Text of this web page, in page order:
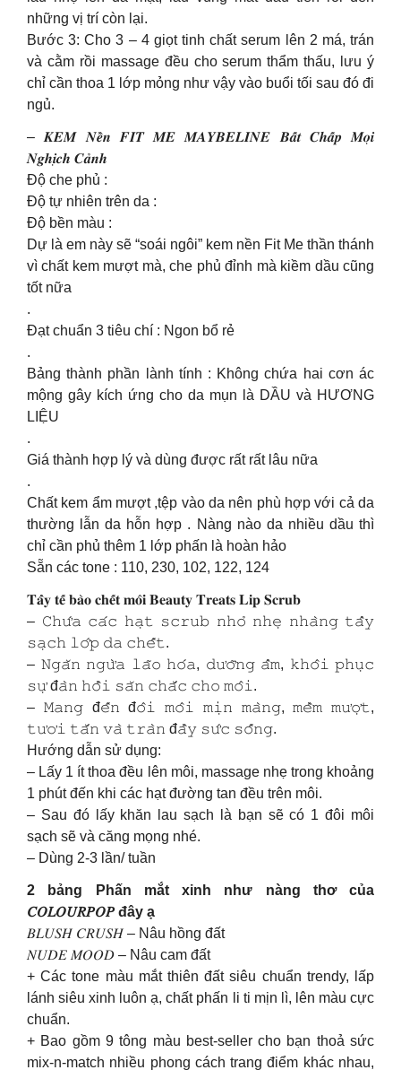
những vị trí còn lại.
Bước 3: Cho 3 – 4 giọt tinh chất serum lên 2 má, trán
và cằm rồi massage đều cho serum thẩm thấu, lưu ý
chỉ cần thoa 1 lớp mỏng như vậy vào buổi tối sau đó đi
ngủ.
– 𝑲𝑬𝑴 𝑵𝒆̂̀𝒏 𝑭𝑰𝑻 𝑴𝑬 𝑴𝑨𝒀𝑩𝑬𝑳𝑰𝑵𝑬 𝑩𝒂̂́𝒕 𝑪𝒉𝒂̂́𝒑 𝑴𝒐̣𝒊
𝑵𝒈𝒉𝒊̣𝒄𝒉 𝑪𝒂̉𝒏𝒉
Độ che phủ :
Độ tự nhiên trên da :
Độ bền màu :
Dự là em này sẽ “soái ngôi” kem nền Fit Me thần thánh
vì chất kem mượt mà, che phủ đỉnh mà kiềm dầu cũng
tốt nữa
.
Đạt chuẩn 3 tiêu chí : Ngon bổ rẻ
.
Bảng thành phần lành tính : Không chứa hai cơn ác
mộng gây kích ứng cho da mụn là DẦU và HƯƠNG
LIỆU
.
Giá thành hợp lý và dùng được rất rất lâu nữa
.
Chất kem ẩm mượt ,tệp vào da nên phù hợp với cả da
thường lẫn da hỗn hợp . Nàng nào da nhiều dầu thì
chỉ cần phủ thêm 1 lớp phấn là hoàn hảo
Sẵn các tone : 110, 230, 102, 122, 124
𝐓𝐚̂̉𝐲 𝐭𝐞̂́ 𝐛𝐚̀𝐨 𝐜𝐡𝐞̂́𝐭 𝐦𝐨̂𝐢 𝐁𝐞𝐚𝐮𝐭𝐲 𝐓𝐫𝐞𝐚𝐭𝐬 𝐋𝐢𝐩 𝐒𝐜𝐫𝐮𝐛
– 𝙲𝚑𝚞̛́𝚊 𝚌𝚊́𝚌 𝚑𝚊̣𝚝 𝚜𝚌𝚛𝚞𝚋 𝚗𝚑𝚘̉ 𝚗𝚑𝚎̣ 𝚗𝚑𝚊̀𝚗𝚐 𝚝𝚊̂̉𝚢
𝚜𝚊̣𝚌𝚑 𝚕𝚘̛́𝚙 𝚍𝚊 𝚌𝚑𝚎̂́𝚝.
– 𝙽𝚐𝚊̆𝚗 𝚗𝚐𝚞̛̀𝚊 𝚕𝚊̃𝚘 𝚑𝚘́𝚊, 𝚍𝚞̛𝚘̛̃𝚗𝚐 𝚊̂̉𝚖, 𝚔𝚑𝚘̂𝚒 𝚙𝚑𝚞̣𝚌
𝚜𝚞̛̣ đ𝚊̀𝚗 𝚑𝚘̂̀𝚒 𝚜𝚊̆𝚗 𝚌𝚑𝚊̆́𝚌 𝚌𝚑𝚘 𝚖𝚘̂𝚒.
– 𝙼𝚊𝚗𝚐 đ𝚎̂́𝚗 đ𝚘̂𝚒 𝚖𝚘̂𝚒 𝚖𝚒̣𝚗 𝚖𝚊̀𝚗𝚐, 𝚖𝚎̂̀𝚖 𝚖𝚞̛𝚘̛̣𝚝,
𝚝𝚞̛𝚘̛𝚒 𝚝𝚊̆́𝚗 𝚟𝚊̀ 𝚝𝚛𝚊̀𝚗 đ𝚊̂̀𝚢 𝚜𝚞̛́𝚌 𝚜𝚘̂́𝚗𝚐.
Hướng dẫn sử dụng:
– Lấy 1 ít thoa đều lên môi, massage nhẹ trong khoảng
1 phút đến khi các hạt đường tan đều trên môi.
– Sau đó lấy khăn lau sạch là bạn sẽ có 1 đôi môi
sạch sẽ và căng mọng nhé.
– Dùng 2-3 lần/ tuần
2 bảng Phấn mắt xinh như nàng thơ của
𝐶𝑂𝐿𝑂𝑈𝑅𝑃𝑂𝑃 đây ạ
𝐵𝐿𝑈𝑆𝐻 𝐶𝑅𝑈𝑆𝐻 – Nâu hồng đất
𝑁𝑈𝐷𝐸 𝑀𝑂𝑂𝐷 – Nâu cam đất
+ Các tone màu mắt thiên đất siêu chuẩn trendy, lấp
lánh siêu xinh luôn ạ, chất phấn li ti mịn lì, lên màu cực
chuẩn.
+ Bao gồm 9 tông màu best-seller cho bạn thoả sức
mix-n-match nhiều phong cách trang điểm khác nhau,